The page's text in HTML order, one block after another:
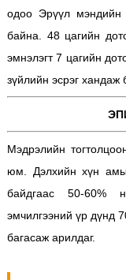
одоо Эрүүл мэндийн
байна. 48 цагийн
эмнэлэгт 7 цагийн
зүйлийн эсрэг хандаж
Мэдрэлийн
юм. Дэлхийн хүн
байдгаас 50-60%
эмчилгээний үр дүнд
багасаж арилдаг.